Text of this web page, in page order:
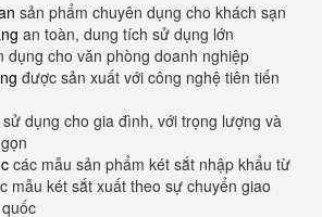
sản phẩm chuyên dụng cho khách sạn
an toàn, dung tích sử dụng lớn
dụng cho văn phòng doanh nghiệp
được sản xuất với công nghệ tiên tiến
sử dụng cho gia đình, với trọng lượng và
các mẫu sản phẩm két sắt nhập khẩu từ
mẫu két sắt xuất theo sự chuyển giao